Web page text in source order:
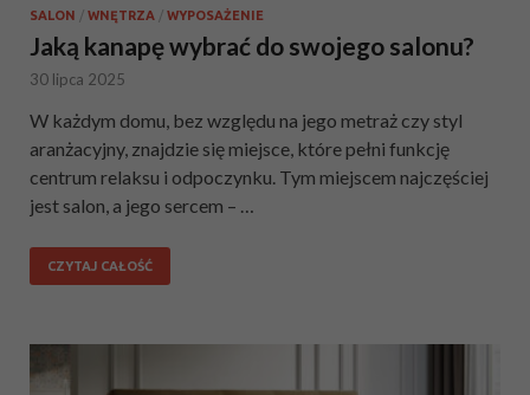
SALON / WNĘTRZA / WYPOSAŻENIE
Jaką kanapę wybrać do swojego salonu?
30 lipca 2025
W każdym domu, bez względu na jego metraż czy styl
aranżacyjny, znajdzie się miejsce, które pełni funkcję
centrum relaksu i odpoczynku. Tym miejscem najczęściej
jest salon, a jego sercem – …
CZYTAJ CAŁOŚĆ